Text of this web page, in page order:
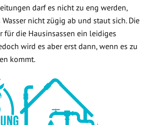
darf es nicht zu eng werden,
nicht zügig ab und staut sich. Die
für die Hausinsassen ein leidiges
wird es aber erst dann, wenn es zu
kommt.